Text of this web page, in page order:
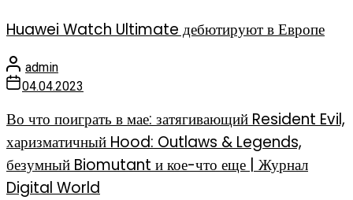
Huawei Watch Ultimate дебютируют в Европе
admin
04.04.2023
Во что поиграть в мае: затягивающий Resident Evil,
харизматичный Hood: Outlaws & Legends,
безумный Biomutant и кое-что еще | Журнал
Digital World